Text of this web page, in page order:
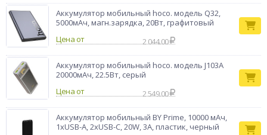
Бренд
ВСЁГАЗИН
Аккумулятор мобильный hoco. модель Q32,
5000мАч, магн.зарядка, 20Вт, графитовый
Цена от
2 044.00
Аккумулятор мобильный hoco. модель J103A
20000мАч, 22.5Вт, серый
Цена от
2 549.00
Аккумулятор мобильный BY Prime, 10000 мАч,
1xUSB-A, 2xUSB-C, 20W, 3A, пластик, черный